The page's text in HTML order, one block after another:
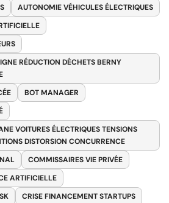
AUTONOMIE VÉHICULES ÉLECTRIQUES
RÉDUCTION DÉCHETS BERNY
BOT MANAGER
VOITURES ÉLECTRIQUES TENSIONS
DISTORSION CONCURRENCE
COMMISSAIRES VIE PRIVÉE
ARTIFICIELLE
CRISE FINANCEMENT STARTUPS